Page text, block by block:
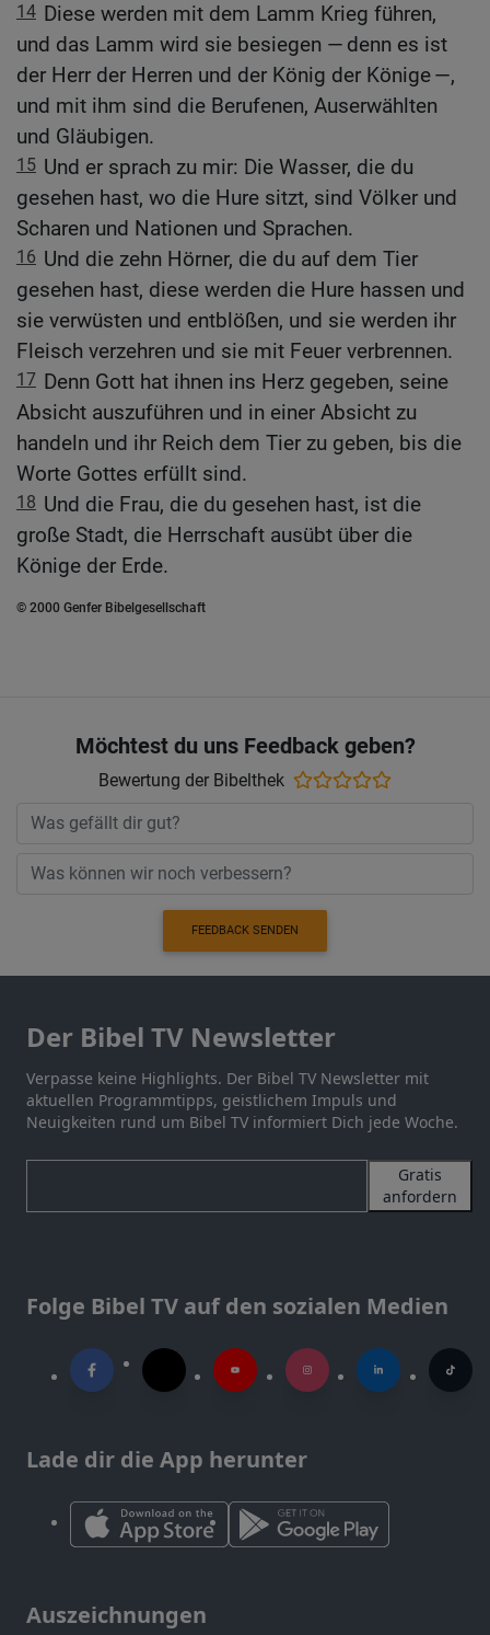
14 Diese werden mit dem Lamm Krieg führen,
und das Lamm wird sie besiegen — denn es ist
der Herr der Herren und der König der Könige —,
und mit ihm sind die Berufenen, Auserwählten
und Gläubigen.
15 Und er sprach zu mir: Die Wasser, die du
gesehen hast, wo die Hure sitzt, sind Völker und
Scharen und Nationen und Sprachen.
16 Und die zehn Hörner, die du auf dem Tier
gesehen hast, diese werden die Hure hassen und
sie verwüsten und entblößen, und sie werden ihr
Fleisch verzehren und sie mit Feuer verbrennen.
17 Denn Gott hat ihnen ins Herz gegeben, seine
Absicht auszuführen und in einer Absicht zu
handeln und ihr Reich dem Tier zu geben, bis die
Worte Gottes erfüllt sind.
18 Und die Frau, die du gesehen hast, ist die
große Stadt, die Herrschaft ausübt über die
Könige der Erde.
© 2000 Genfer Bibelgesellschaft
Möchtest du uns Feedback geben?
Bewertung der Bibelthek
FEEDBACK SENDEN
Der Bibel TV Newsletter
Verpasse keine Highlights. Der Bibel TV Newsletter mit
aktuellen Programmtipps, geistlichem Impuls und
Neuigkeiten rund um Bibel TV informiert Dich jede Woche.
Gratis
anfordern
Folge Bibel TV auf den sozialen Medien
Lade dir die App herunter
Auszeichnungen